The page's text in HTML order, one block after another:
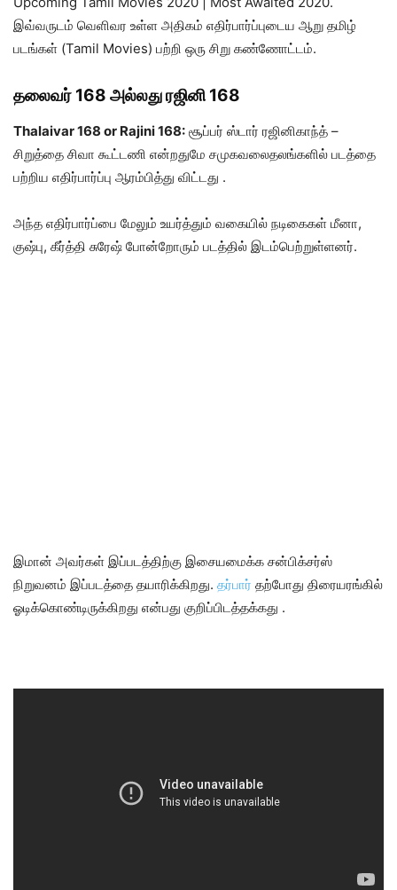
இவ்வருடம் வெளிவர உள்ள அதிகம் எதிர்பார்ப்புடைய ஆறு தமிழ்
படங்கள் (Tamil Movies) பற்றி ஒரு சிறு கண்ணோட்டம்.
தலைவர் 168 அல்லது ரஜினி 168
Thalaivar 168 or Rajini 168: சூப்பர் ஸ்டார் ரஜினிகாந்த் –
சிறுத்தை சிவா கூட்டணி என்றதுமே சமுகவலைதலங்களில் படத்தை
பற்றிய எதிர்பார்ப்பு ஆரம்பித்து விட்டது .
அந்த எதிர்பார்ப்பை மேலும் உயர்த்தும் வகையில் நடிகைகள் மீனா,
குஷ்பு, கீர்த்தி சுரேஷ் போன்றோரும் படத்தில் இடம்பெற்றுள்ளனர்.
இமான் அவர்கள் இப்படத்திற்கு இசையமைக்க சன்பிக்சர்ஸ்
நிறுவனம் இப்படத்தை தயாரிக்கிறது. தர்பார் தற்போது திரையரங்கில்
ஓடிக்கொண்டிருக்கிறது என்பது குறிப்பிடத்தக்கது .